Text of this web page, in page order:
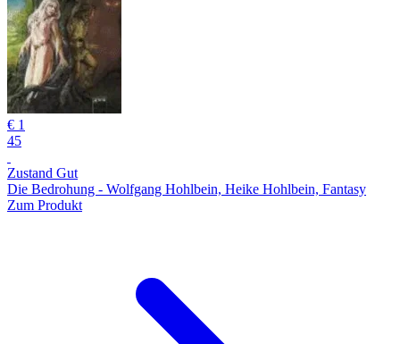
€ 1
45
Zustand Gut
Die Bedrohung - Wolfgang Hohlbein, Heike Hohlbein, Fantasy
Zum Produkt